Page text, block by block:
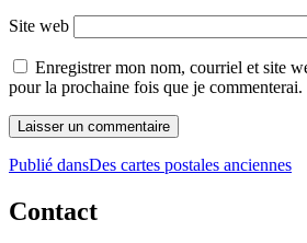
Site web
Enregistrer mon nom, courriel et site
pour la prochaine fois que je commenterai.
Navigation
de
l'article
Publié dansDes cartes postales anciennes
Contact